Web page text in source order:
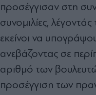
προσέγγισαν στη
συνοµιλίες,
εκείνοι να
ανεβάζοντας σε
αριθµό των
προσέγγιση των